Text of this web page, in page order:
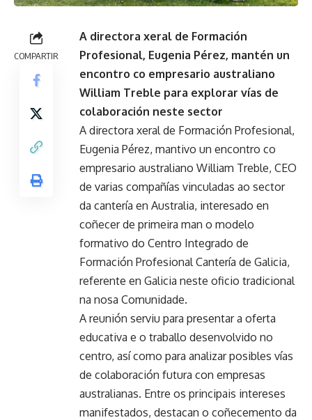
COMPARTIR
A directora xeral de Formación
Profesional, Eugenia Pérez, mantén un
encontro co empresario australiano
William Treble para explorar vías de
colaboración neste sector
A directora xeral de Formación Profesional,
Eugenia Pérez, mantivo un encontro co
empresario australiano William Treble, CEO
de varias compañías vinculadas ao sector
da cantería en Australia, interesado en
coñecer de primeira man o modelo
formativo do Centro Integrado de
Formación Profesional Cantería de Galicia,
referente en Galicia neste oficio tradicional
na nosa Comunidade.
A reunión serviu para presentar a oferta
educativa e o traballo desenvolvido no
centro, así como para analizar posibles vías
de colaboración futura con empresas
australianas. Entre os principais intereses
manifestados, destacan o coñecemento da